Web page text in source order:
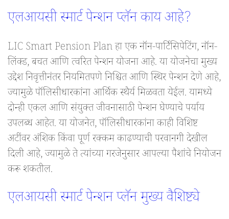
एलआयसी स्मार्ट पेन्शन प्लॅन काय आहे?
LIC Smart Pension Plan हा एक नॉन-पार्टिसिपेटिंग, नॉन-
लिंक्ड, बचत आणि त्वरित पेन्शन योजना आहे. या योजनेचा मुख्य
उद्देश निवृत्तीनंतर नियमितपणे निश्चित आणि स्थिर पेन्शन देणे आहे,
ज्यामुळे पॉलिसीधारकांना आर्थिक स्थैर्य मिळवता येईल. यामध्ये
दोन्ही एकल आणि संयुक्त जीवनासाठी पेन्शन घेण्याचे पर्याय
उपलब्ध आहेत. या योजनेत, पॉलिसीधारकांना काही विशिष्ट
अटींवर अंशिक किंवा पूर्ण रक्कम काढण्याची परवानगी देखील
दिली आहे, ज्यामुळे ते त्यांच्या गरजेनुसार आपल्या पैशांचे नियोजन
करू शकतील.
एलआयसी स्मार्ट पेन्शन प्लॅन मुख्य वैशिष्ट्ये